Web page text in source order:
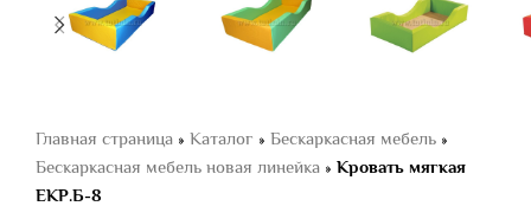
Главная страница » Каталог » Бескаркасная мебель »
Бескаркасная мебель новая линейка » Кровать мягкая
ЕКР.Б-8